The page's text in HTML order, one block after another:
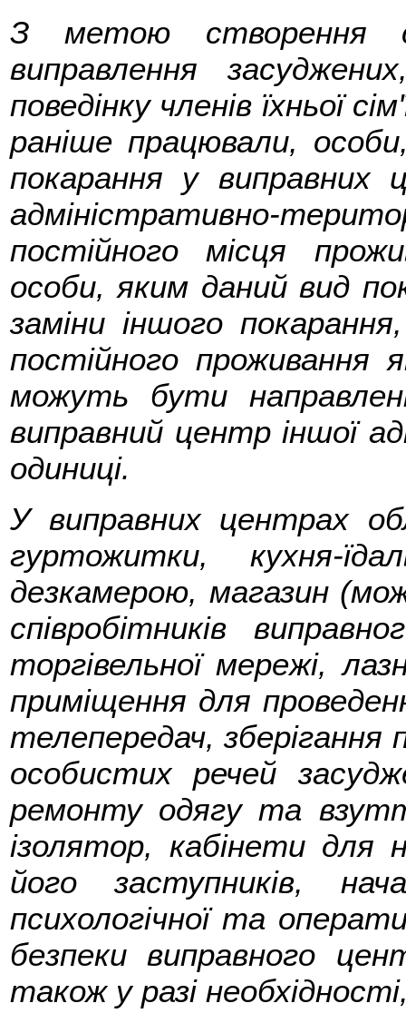
З метою створення
виправлення
поведінку членів їхньої
раніше працювали,
покарання у
адміністративно-
постійного місця
особи, яким даний вид
заміни іншого
постійного проживання
можуть бути
виправний центр іншої
одиниці.
У виправних центрах
гуртожитки, кухня-
дезкамерою, магазин
співробітників
торгівельної мережі,
приміщення для
телепередач, зберігання
особистих речей
ремонту одягу та
ізолятор, кабінети для
його заступників,
психологічної та
безпеки виправного
також у разі